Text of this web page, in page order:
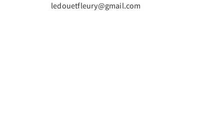
ledouetfleury@gmail.com